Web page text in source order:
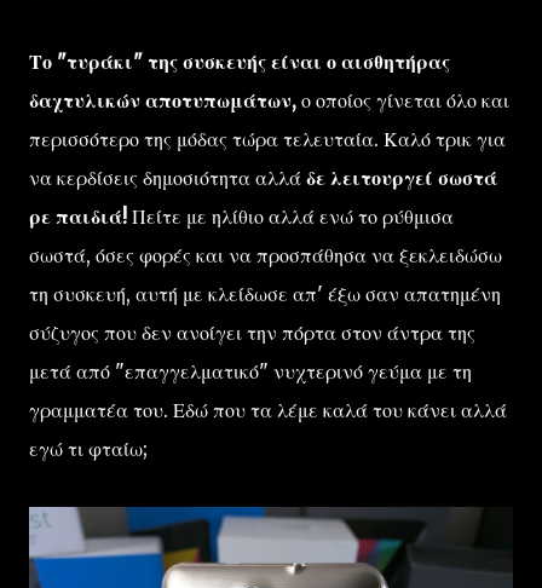
Το "τυράκι" της συσκευής είναι ο αισθητήρας
δαχτυλικών αποτυπωμάτων, ο οποίος γίνεται όλο και
περισσότερο της μόδας τώρα τελευταία. Καλό τρικ για
να κερδίσεις δημοσιότητα αλλά δε λειτουργεί σωστά
ρε παιδιά! Πείτε με ηλίθιο αλλά ενώ το ρύθμισα
σωστά, όσες φορές και να προσπάθησα να ξεκλειδώσω
τη συσκευή, αυτή με κλείδωσε απ' έξω σαν απατημένη
σύζυγος που δεν ανοίγει την πόρτα στον άντρα της
μετά από "επαγγελματικό" νυχτερινό γεύμα με τη
γραμματέα του. Εδώ που τα λέμε καλά του κάνει αλλά
εγώ τι φταίω;